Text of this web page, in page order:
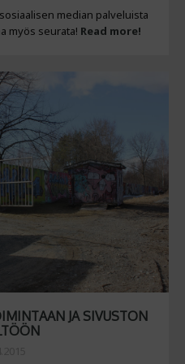
median palveluista
myös seurata! Read more!
JA SIVUSTON